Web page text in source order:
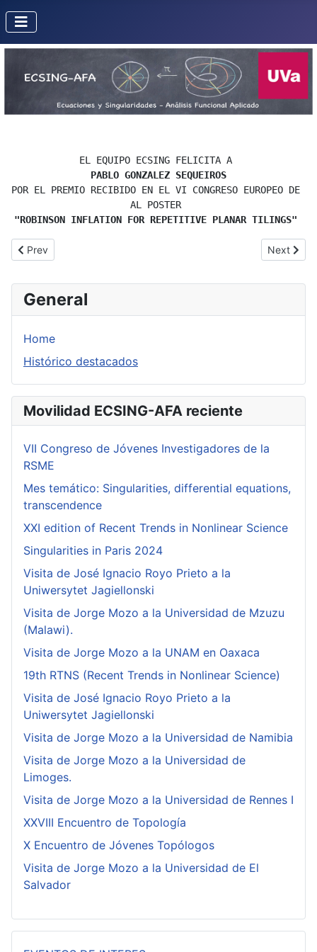
General
Home
Histórico destacados
Movilidad ECSING-AFA reciente
VII Congreso de Jóvenes Investigadores de la
RSME
Mes temático: Singularities, differential equations,
transcendence
XXI edition of Recent Trends in Nonlinear Science
Singularities in Paris 2024
Visita de José Ignacio Royo Prieto a la
Uniwersytet Jagiellonski
Visita de Jorge Mozo a la Universidad de Mzuzu
(Malawi).
Visita de Jorge Mozo a la UNAM en Oaxaca
19th RTNS (Recent Trends in Nonlinear Science)
Visita de José Ignacio Royo Prieto a la
Uniwersytet Jagiellonski
Visita de Jorge Mozo a la Universidad de Namibia
Visita de Jorge Mozo a la Universidad de
Limoges.
Visita de Jorge Mozo a la Universidad de Rennes I
XXVIII Encuentro de Topología
X Encuentro de Jóvenes Topólogos
Visita de Jorge Mozo a la Universidad de El
Salvador
EL EQUIPO ECSING FELICITA A
PABLO GONZALEZ SEQUEIROS
POR EL PREMIO RECIBIDO EN EL VI CONGRESO EUROPEO DE
AL POSTER
"ROBINSON INFLATION FOR REPETITIVE PLANAR TILINGS"
Previous article: José Manuel Aroca Hernández-Ros, doctor
Prev Next
Next